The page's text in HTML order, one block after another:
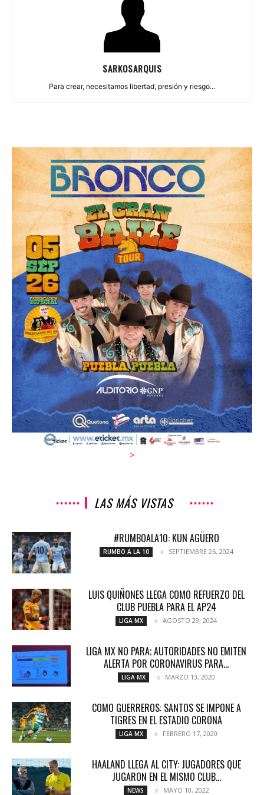
SARKOSARQUIS
Para crear, necesitamos libertad, presión y riesgo...
>
LAS MÁS VISTAS
#RUMBOALA10: KUN AGÜERO
RUMBO A LA 10 SEPTIEMBRE 26, 2024
LUIS QUIÑONES LLEGA COMO REFUERZO DEL
CLUB PUEBLA PARA EL AP24
LIGA MX AGOSTO 29, 2024
LIGA MX NO PARA; AUTORIDADES NO EMITEN
ALERTA POR CORONAVIRUS PARA...
LIGA MX MARZO 13, 2020
COMO GUERREROS: SANTOS SE IMPONE A
TIGRES EN EL ESTADIO CORONA
LIGA MX FEBRERO 17, 2020
HAALAND LLEGA AL CITY: JUGADORES QUE
JUGARON EN EL MISMO CLUB...
NEWS MAYO 10, 2022